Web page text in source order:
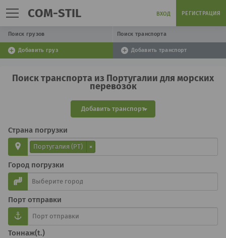
COM-STIL ВХОД РЕГИСТРАЦИЯ
Поиск грузов Поиск транспорта
Добавить груз Добавить транспорт
Поиск транспорта из Португалии для морских
перевозок
Добавить транспорт
Страна погрузки
Португалия (PT) ×
Город погрузки
Порт отправки
Тоннаж(t.)